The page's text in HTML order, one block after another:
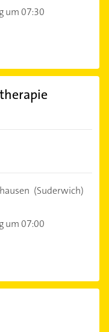
um 07:30
(Suderwich)
um 07:00